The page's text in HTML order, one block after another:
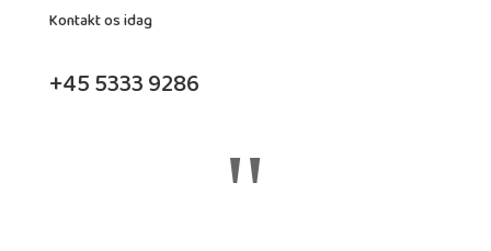
Kontakt os idag
+45 5333 9286
"